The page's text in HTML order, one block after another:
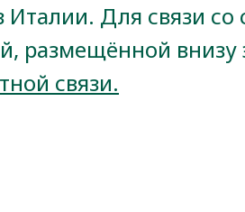
Для связи со
размещённой
связи.